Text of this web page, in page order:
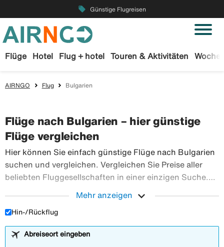
local_offer Günstige Flugreisen
Flüge Hotel Flug + hotel Touren & Aktivitäten
AIRNGO Flug Bulgarien
Flüge nach Bulgarien – hier günstige
Flüge vergleichen
Hier können Sie einfach günstige Flüge nach Bulgarien
suchen und vergleichen. Vergleichen Sie Preise aller
beliebten Fluggesellschaften in einer einzigen Suche.
haben ein riesiges Angebot an Flugreisen in die ganze
Welt.Hier können Sie einfach günstige Flüge nach
Mehr anzeigen expand_more
Hin-/Rückflug
Abreiseort eingeben